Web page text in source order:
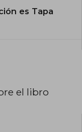
es Tapa
el libro